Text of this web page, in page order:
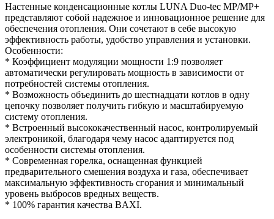
Настенные конденсационные котлы LUNA Duo-tec MP/MP+
представляют собой надежное и инновационное решение для
обеспечения отопления. Они сочетают в себе высокую
эффективность работы, удобство управления и установки.
Особенности:
* Коэффициент модуляции мощности 1:9 позволяет
автоматически регулировать мощность в зависимости от
потребностей системы отопления.
* Возможность объединить до шестнадцати котлов в одну
цепочку позволяет получить гибкую и масштабируемую
систему отопления.
* Встроенный высококачественный насос, контролируемый
электроникой, благодаря чему насос адаптируется под
особенности системы отопления.
* Современная горелка, оснащенная функцией
предварительного смешения воздуха и газа, обеспечивает
максимальную эффективность сгорания и минимальный
уровень выбросов вредных веществ.
* 100% гарантия качества BAXI.